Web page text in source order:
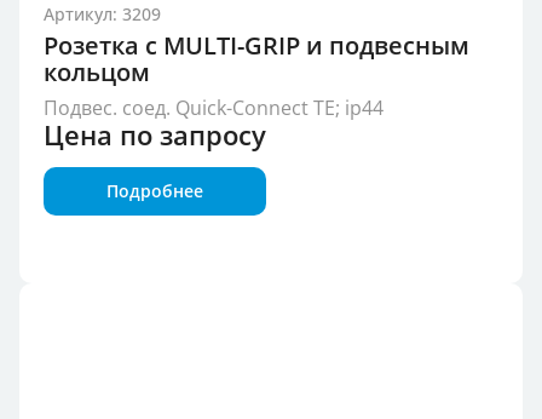
Артикул: 3209
Розетка с MULTI-GRIP и подвесным
кольцом
Подвес. соед. Quick-Connect TE; ip44
Цена по запросу
Подробнее